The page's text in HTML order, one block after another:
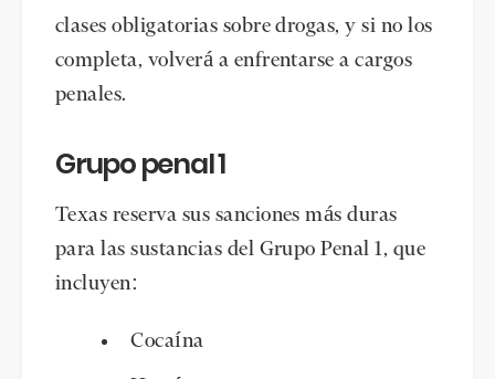
clases obligatorias sobre drogas, y si no los
completa, volverá a enfrentarse a cargos
penales.
Grupo penal 1
Texas reserva sus sanciones más duras
para las sustancias del Grupo Penal 1, que
incluyen:
Cocaína